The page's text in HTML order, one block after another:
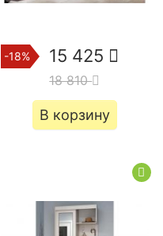
-18% 15 425
18 810
В корзину